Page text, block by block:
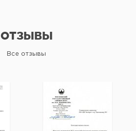
ОТЗЫВЫ
Все отзывы